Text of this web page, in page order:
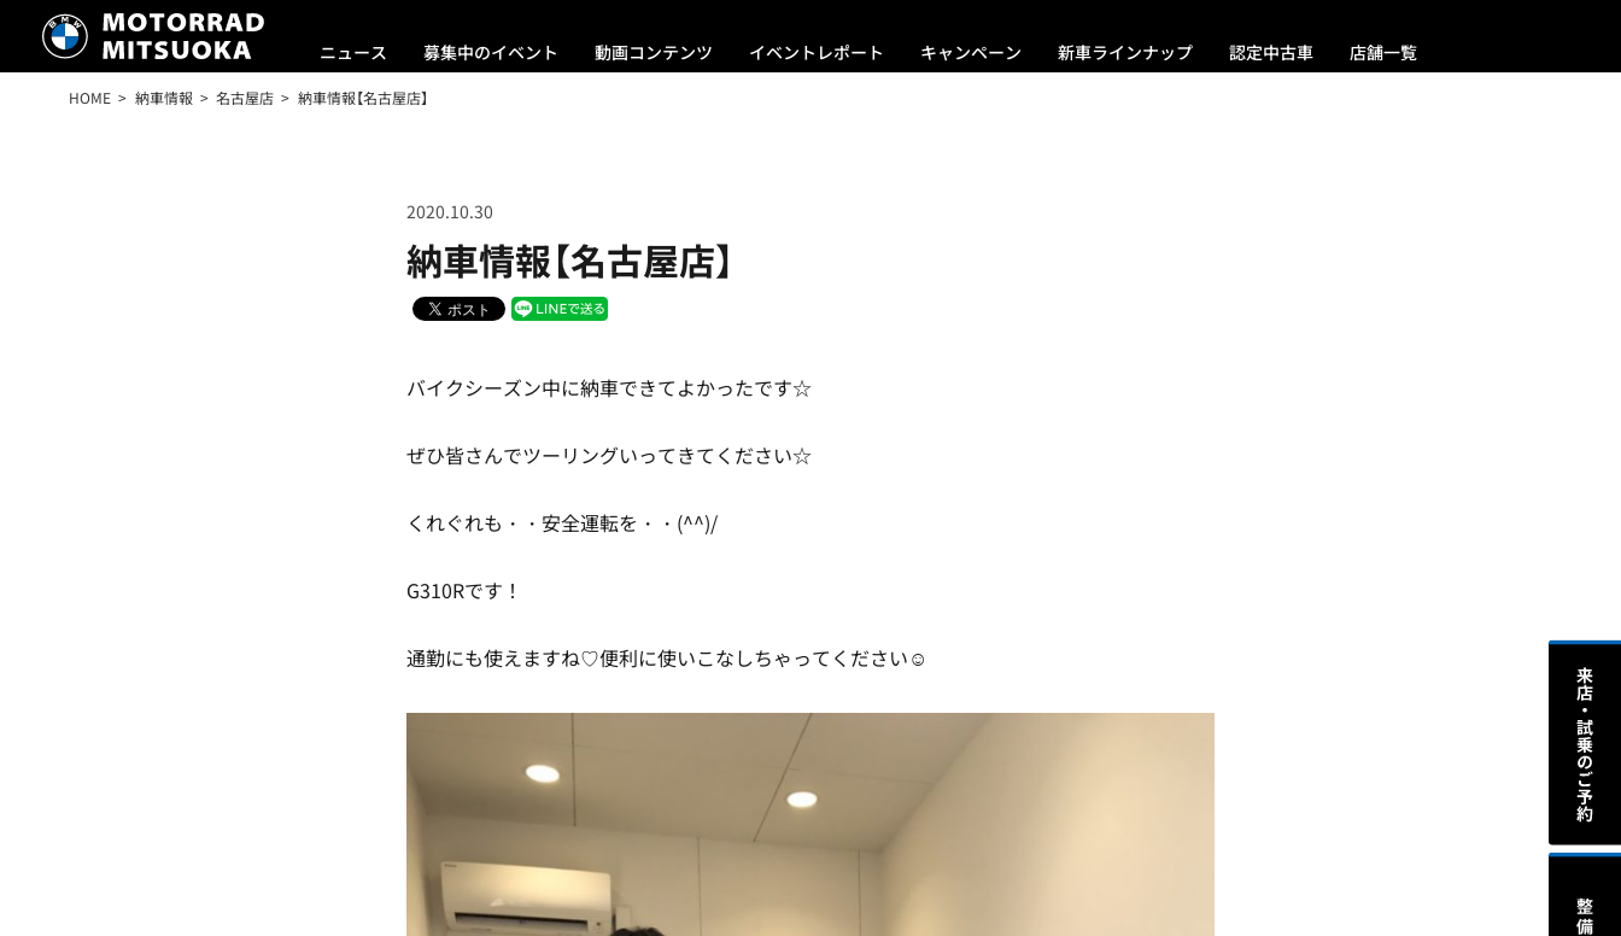
ニュース 募集中のイベント 動画コンテンツ イベントレポート キャンペーン 新車ラインナップ 認定中古車 店舗一覧
HOME 納車情報 名古屋店 納車情報【名古屋店】
納車情報【名古屋店】
2020.10.30
バイクシーズン中に納車できてよかったです☆
ぜひ皆さんでツーリングいってきてください☆
くれぐれも・・安全運転を・・(^^)/
G310Rです！
通勤にも使えますね♡便利に使いこなしちゃってください☺